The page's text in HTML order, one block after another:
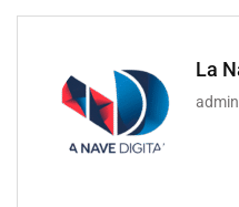
La